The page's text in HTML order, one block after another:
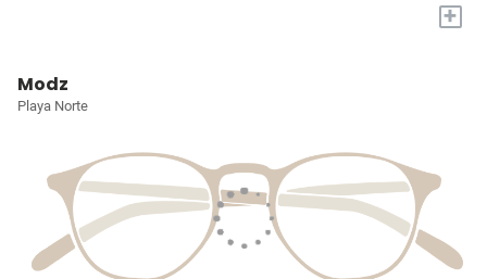
+
Modz
Playa Norte